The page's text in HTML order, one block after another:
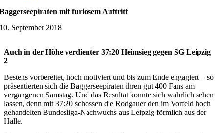
Baggerseepiraten mit furiosem Auftritt
10. September 2018
Auch in der Höhe verdienter 37:20 Heimsieg gegen SG Leipzig
2
Bestens vorbereitet, hoch motiviert und bis zum Ende engagiert – so
präsentierten sich die Baggerseepiraten ihren gut 400 Fans am
vergangenen Samstag. Und das Resultat konnte sich wahrlich sehen
lassen, denn mit 37:20 schossen die Rodgauer den im Vorfeld hoch
gehandelten Bundesliga-Nachwuchs aus Leipzig förmlich aus der
Halle.